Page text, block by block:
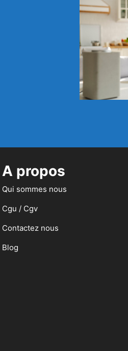
A propos
Qui sommes nous
Cgu / Cgv
Contactez nous
Blog